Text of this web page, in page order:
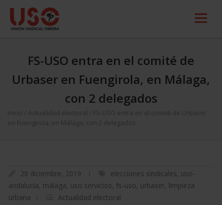
FS-USO entra en el comité de
Urbaser en Fuengirola, en Málaga,
con 2 delegados
Inicio Actualidad electoral
FS-USO entra en el comité de Urbaser
en Fuengirola, en Málaga, con 2 delegados
20 diciembre, 2019 elecciones sindicales, uso-
andalucía, málaga, uso servicios, fs-uso, urbaser, limpieza
urbana
Actualidad electoral